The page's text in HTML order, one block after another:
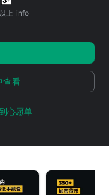
上 info
查看
心愿单